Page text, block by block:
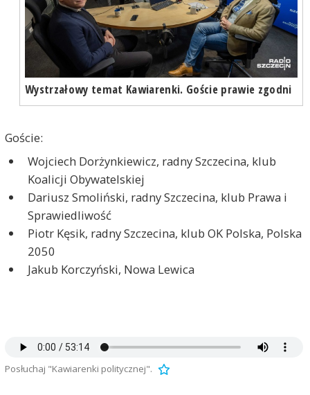
Wystrzałowy temat Kawiarenki. Goście prawie zgodni
Goście:
Wojciech Dorżynkiewicz, radny Szczecina, klub
Koalicji Obywatelskiej
Dariusz Smoliński, radny Szczecina, klub Prawa i
Sprawiedliwość
Piotr Kęsik, radny Szczecina, klub OK Polska, Polska
2050
Jakub Korczyński, Nowa Lewica
Posłuchaj "Kawiarenki politycznej".